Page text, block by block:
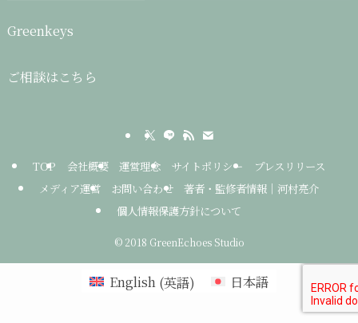
Greenkeys
ご相談はこちら
TOP 会社概要 運営理念 サイトポリシー
プレスリリース
メディア運営
お問い合わせ
著者・監修者情報｜河村亮介
個人情報保護方針について
©2018 GreenEchoes Studio
English(英語) 日本語